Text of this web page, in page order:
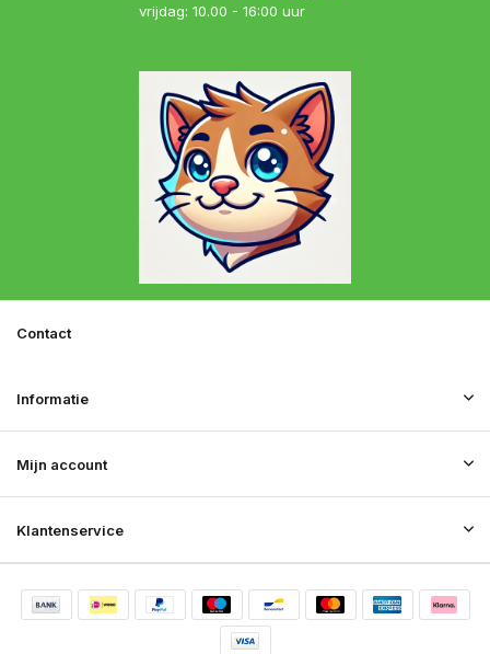
vrijdag: 10.00 - 16:00 uur
Klantenservice
Mijn account
Informatie
Contact